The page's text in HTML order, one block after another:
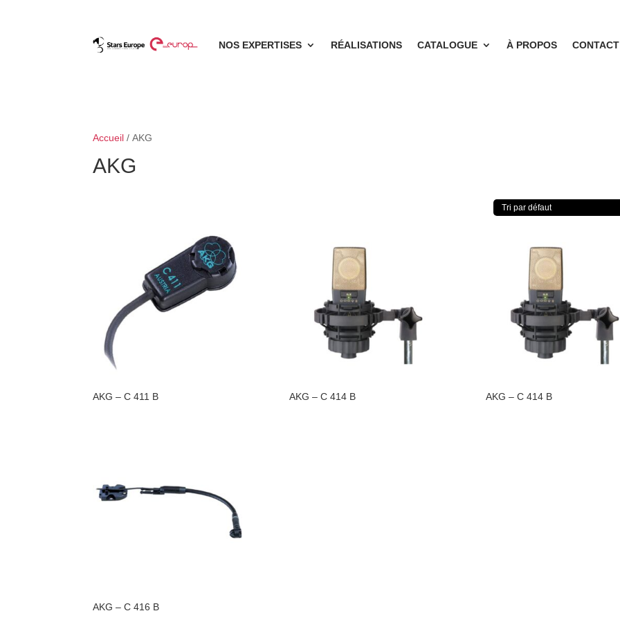
NOS EXPERTISES RÉALISATIONS CATALOGUE À PROPOS CONTACT
Accueil / AKG
AKG
AKG – C 411 B AKG – C 414 B AKG – C 414 B
AKG – C 416 B